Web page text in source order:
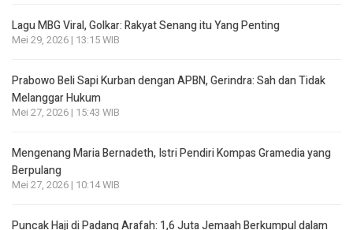
Lagu MBG Viral, Golkar: Rakyat Senang itu Yang Penting
Mei 29, 2026 | 13:15 WIB
Prabowo Beli Sapi Kurban dengan APBN, Gerindra: Sah dan Tidak
Melanggar Hukum
Mei 27, 2026 | 15:43 WIB
Mengenang Maria Bernadeth, Istri Pendiri Kompas Gramedia yang
Berpulang
Mei 27, 2026 | 10:14 WIB
Puncak Haji di Padang Arafah: 1,6 Juta Jemaah Berkumpul dalam